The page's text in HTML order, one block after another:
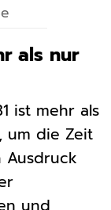
als nur
ist mehr als
um die Zeit
Ausdruck
und